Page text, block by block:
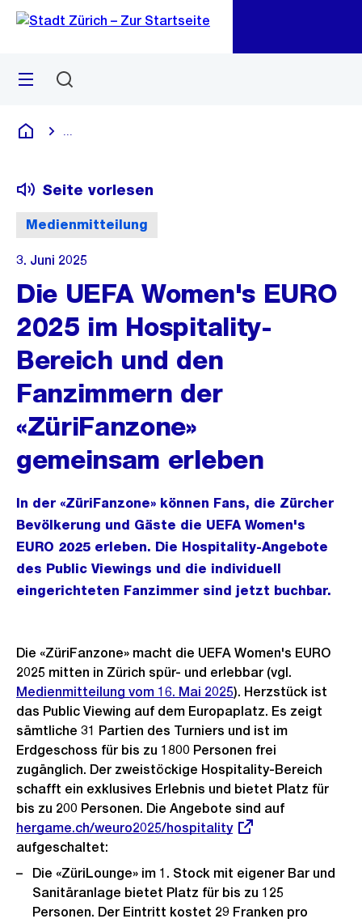
Navigation
Sprunglink
Menü
Deutsch
Medienmitteilung
Seite vorlesen
3. Juni 2025
Die UEFA Women's EURO
2025 im Hospitality-
Bereich und den
Fanzimmern der
«ZüriFanzone»
gemeinsam erleben
In der «ZüriFanzone» können Fans, die Zürcher
Bevölkerung und Gäste die UEFA Women's
EURO 2025 erleben. Die Hospitality-Angebote
des Public Viewings und die individuell
eingerichteten Fanzimmer sind jetzt buchbar.
Die «ZüriFanzone» macht die UEFA Women's EURO
2025 mitten in Zürich spür- und erlebbar (vgl.
Medienmitteilung vom 16. Mai 2025). Herzstück ist
das Public Viewing auf dem Europaplatz. Es zeigt
sämtliche 31 Partien des Turniers und ist im
Erdgeschoss für bis zu 1800 Personen frei
zugänglich. Der zweistöckige Hospitality-Bereich
schafft ein exklusives Erlebnis und bietet Platz für
bis zu 200 Personen. Die Angebote sind auf
Externer
Link:
hergame.ch/weuro2025/hospitality
aufgeschaltet:
Die «ZüriLounge» im 1. Stock mit eigener Bar und
Sanitäranlage bietet Platz für bis zu 125
Personen. Der Eintritt kostet 29 Franken pro